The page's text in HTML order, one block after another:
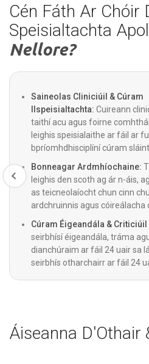
Cén Fáth Ar Chóir
Speisialtachta
Nellore?
Saineolas Cliniciúil & Cúram
Ilspeisialtachta: Cuireann
taithí acu agus foirne
leighis speisialaithe ar fáil ar
bpríomhdhisciplíní cúram
Bonneagar Ardmhíochaine:
leighis den scoth ag ár n-áis,
as teicneolaíocht chun cinn
ardchruinnis agus cóireálacha
Cúram Éigeandála & Criticiúil
seirbhísí éigeandála, tráma
dianchúraim ar fáil 24 uair sa
seirbhís otharchairr ar fáil 24
Áiseanna D'Othair